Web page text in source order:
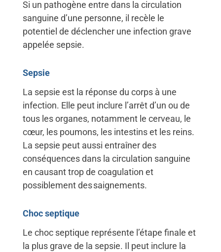
Si un pathogène entre dans la circulation
sanguine d’une personne, il recèle le
potentiel de déclencher une infection grave
appelée sepsie.
Sepsie
La sepsie est la réponse du corps à une
infection. Elle peut inclure l’arrêt d’un ou de
tous les organes, notamment le cerveau, le
cœur, les poumons, les intestins et les reins.
La sepsie peut aussi entraîner des
conséquences dans la circulation sanguine
en causant trop de coagulation et
possiblement des saignements.
Choc septique
Le choc septique représente l’étape finale et
la plus grave de la sepsie. Il peut inclure la